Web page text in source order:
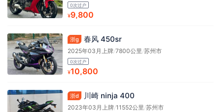
0次过户
¥9,800
浙g 春风 450sr
2025年03月上牌/7800公里/苏州市
0次过户
¥10,800
浙d 川崎 ninja 400
2023年03月上牌/11552公里 /苏州市